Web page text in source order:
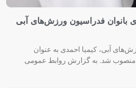
بانوان فدراسیون ورزش‌های آبی
آبی، کیمیا احمدی به عنوان
منصوب شد. به گزارش روابط عمومی